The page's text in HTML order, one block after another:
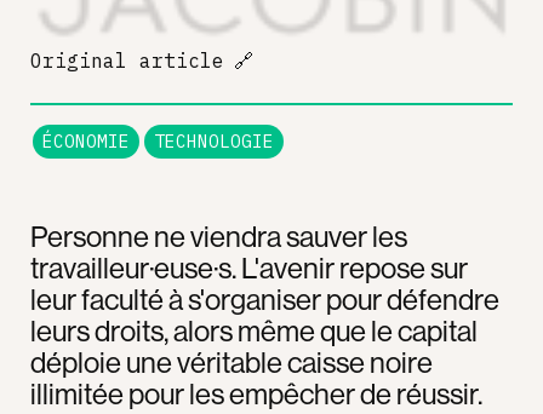
Personne ne viendra sauver les
travailleur·euse·s. L'avenir repose sur
leur faculté à s'organiser pour défendre
leurs droits, alors même que le capital
déploie une véritable caisse noire
illimitée pour les empêcher de réussir.
Original article 🔗
ÉCONOMIE TECHNOLOGIE